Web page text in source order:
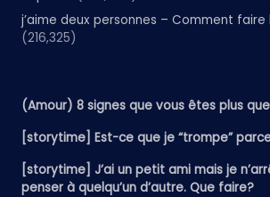
j’aime deux personnes – Comment faire
(216,325)
(Amour) 8 signes que vous êtes plus
[storytime] Est-ce que je “trompe”
[storytime] J’ai un petit ami mais je
penser à quelqu’un d’autre. Que faire?